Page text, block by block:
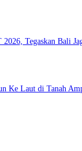
Tegaskan Bali
Ke Laut di Tanah